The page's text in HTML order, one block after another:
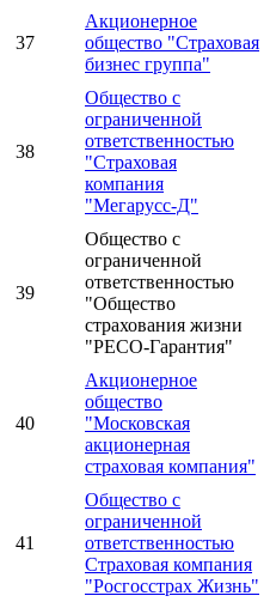
37
Акционерное
общество "Страховая
бизнес группа"
38
Общество с
ограниченной
ответственностью
"Страховая
компания
"Мегарусс-Д"
39
Общество с
ограниченной
ответственностью
"Общество
страхования жизни
"РЕСО-Гарантия"
40
Акционерное
общество
"Московская
акционерная
страховая компания"
41
Общество с
ограниченной
ответственностью
Страховая компания
"Росгосстрах Жизнь"